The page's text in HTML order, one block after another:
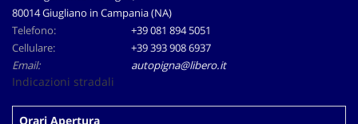
80014 Giugliano in Campania (NA)
Telefono:
+39 081 894 5051
Cellulare:
+39 393 908 6937
Email:
autopigna@libero.it
Indicazioni stradali
Orari Apertura